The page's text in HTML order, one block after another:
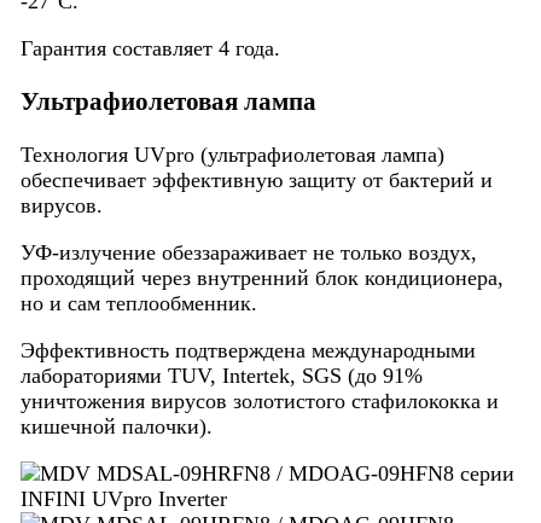
Гарантия составляет 4 года.
Ультрафиолетовая лампа
Технология UVpro (ультрафиолетовая лампа)
обеспечивает эффективную защиту от бактерий и
вирусов.
УФ-излучение обеззараживает не только воздух,
проходящий через внутренний блок кондиционера,
но и сам теплообменник.
Эффективность подтверждена международными
лабораториями TUV, Intertek, SGS (до 91%
уничтожения вирусов золотистого стафилококка и
кишечной палочки).